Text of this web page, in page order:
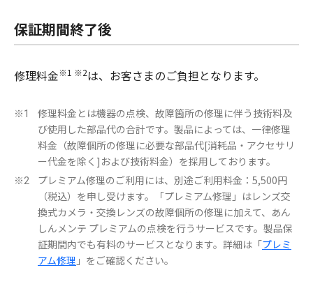
保証期間終了後
修理料金※1 ※2は、お客さまのご負担となります。
※1
修理料金とは機器の点検、故障箇所の修理に伴う技術料及
び使用した部品代の合計です。製品によっては、一律修理
料金（故障個所の修理に必要な部品代[消耗品・アクセサリ
ー代金を除く]および技術料金）を採用しております。
※2
プレミアム修理のご利用には、別途ご利用料金：5,500円
（税込）を申し受けます。「プレミアム修理」はレンズ交
換式カメラ・交換レンズの故障個所の修理に加えて、あん
しんメンテ プレミアムの点検を行うサービスです。製品保
証期間内でも有料のサービスとなります。詳細は「プレミ
アム修理 」をご確認ください。